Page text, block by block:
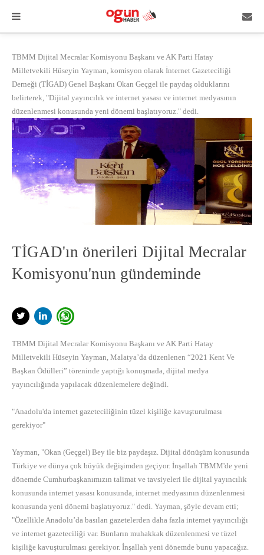
TBMM Dijital Mecralar Komisyonu Başkanı ve AK Parti Hatay
Milletvekili Hüseyin Yayman, komisyon olarak İnternet Gazeteciliği
Derneği (TİGAD) Genel Başkanı Okan Geçgel ile paydaş olduklarını
belirterek, "Dijital yayıncılık ve internet yasası ve internet medyasının
düzenlenmesi konusunda yeni dönemi başlatıyoruz." dedi.
TİGAD'ın önerileri Dijital Mecralar
Komisyonu'nun gündeminde
TBMM Dijital Mecralar Komisyonu Başkanı ve AK Parti Hatay
Milletvekili Hüseyin Yayman, Malatya’da düzenlenen “2021 Kent Ve
Başkan Ödülleri” töreninde yaptığı konuşmada, dijital medya
yayıncılığında yapılacak düzenlemelere değindi.
"Anadolu'da internet gazeteciliğinin tüzel kişiliğe kavuşturulması
gerekiyor"
Yayman, "Okan (Geçgel) Bey ile biz paydaşız. Dijital dönüşüm konusunda
Türkiye ve dünya çok büyük değişimden geçiyor. İnşallah TBMM'de yeni
dönemde Cumhurbaşkanımızın talimat ve tavsiyeleri ile dijital yayıncılık
konusunda internet yasası konusunda, internet medyasının düzenlenmesi
konusunda yeni dönemi başlatıyoruz." dedi. Yayman, şöyle devam etti;
"Özellikle Anadolu’da basılan gazetelerden daha fazla internet yayıncılığı
ve internet gazeteciliği var. Bunların muhakkak düzenlenmesi ve tüzel
kişiliğe kavuşturulması gerekiyor. İnşallah yeni dönemde bunu yapacağız.